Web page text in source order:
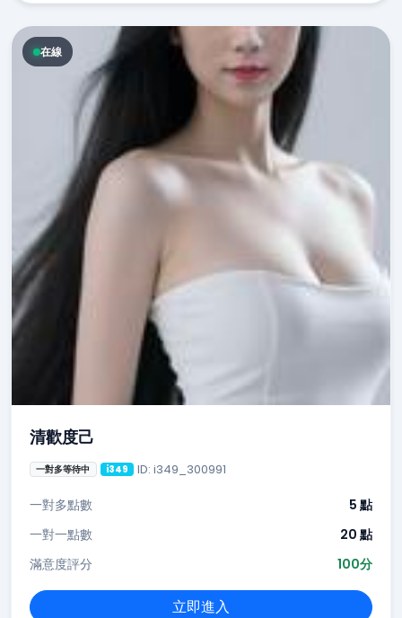
在線
清歡度己
一對多等待中 i349 ID: i349_300991
一對多點數
5 點
一對一點數
20 點
滿意度評分
100分
立即進入